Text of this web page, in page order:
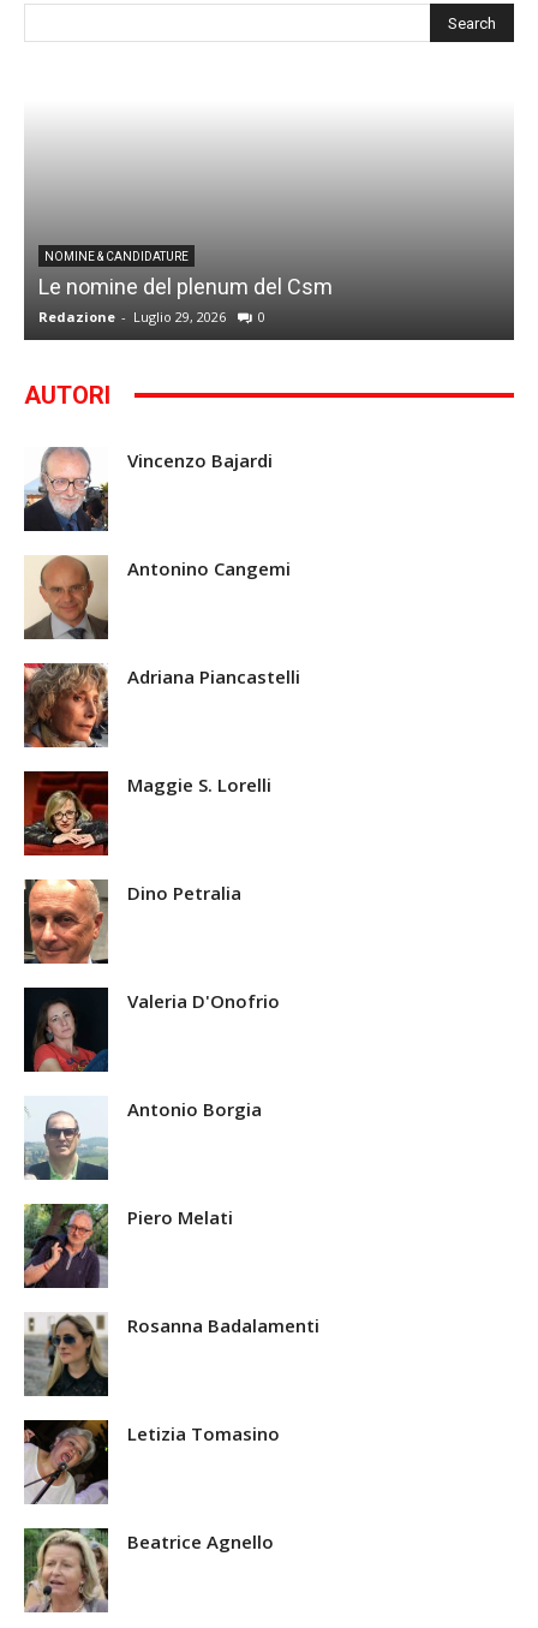
NOMINE & CANDIDATURE
Le nomine del plenum del Csm
Redazione - Luglio 29, 2026 0
AUTORI
Vincenzo Bajardi
Antonino Cangemi
Adriana Piancastelli
Maggie S. Lorelli
Dino Petralia
Valeria D'Onofrio
Antonio Borgia
Piero Melati
Rosanna Badalamenti
Letizia Tomasino
Beatrice Agnello